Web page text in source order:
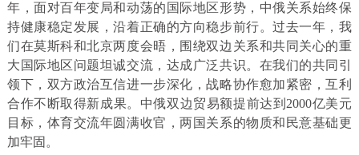
年，面对百年变局和动荡的国际地区形势，中俄关系始终保
持健康稳定发展，沿着正确的方向稳步前行。过去一年，我
们在莫斯科和北京两度会晤，围绕双边关系和共同关心的重
大国际地区问题坦诚交流，达成广泛共识。在我们的共同引
领下，双方政治互信进一步深化，战略协作愈加紧密，互利
合作不断取得新成果。中俄双边贸易额提前达到2000亿美元
目标，体育交流年圆满收官，两国关系的物质和民意基础更
加牢固。